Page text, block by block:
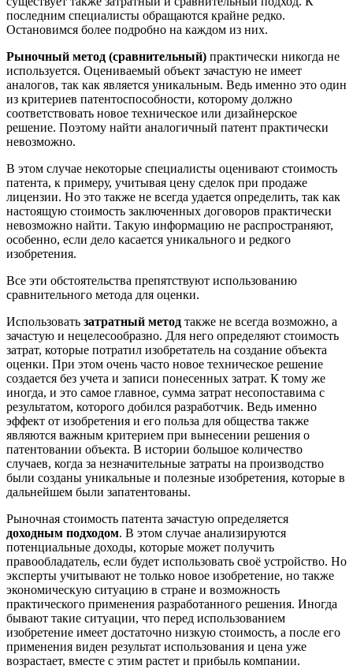
последним специалисты обращаются крайне редко.
Остановимся более подробно на каждом из них.
Рыночный метод (сравнительный) практически никогда не
используется. Оцениваемый объект зачастую не имеет
аналогов, так как является уникальным. Ведь именно это один
из критериев патентоспособности, которому должно
соответствовать новое техническое или дизайнерское
решение. Поэтому найти аналогичный патент практически
невозможно.
В этом случае некоторые специалисты оценивают стоимость
патента, к примеру, учитывая цену сделок при продаже
лицензии. Но это также не всегда удается определить, так как
настоящую стоимость заключенных договоров практически
невозможно найти. Такую информацию не распространяют,
особенно, если дело касается уникального и редкого
изобретения.
Все эти обстоятельства препятствуют использованию
сравнительного метода для оценки.
Использовать затратный метод также не всегда возможно, а
зачастую и нецелесообразно. Для него определяют стоимость
затрат, которые потратил изобретатель на создание объекта
оценки. При этом очень часто новое техническое решение
создается без учета и записи понесенных затрат. К тому же
иногда, и это самое главное, сумма затрат несопоставима с
результатом, которого добился разработчик. Ведь именно
эффект от изобретения и его польза для общества также
являются важным критерием при вынесении решения о
патентовании объекта. В истории большое количество
случаев, когда за незначительные затраты на производство
были созданы уникальные и полезные изобретения, которые в
дальнейшем были запатентованы.
Рыночная стоимость патента зачастую определяется
доходным подходом. В этом случае анализируются
потенциальные доходы, которые может получить
правообладатель, если будет использовать своё устройство. Но
эксперты учитывают не только новое изобретение, но также
экономическую ситуацию в стране и возможность
практического применения разработанного решения. Иногда
бывают такие ситуации, что перед использованием
изобретение имеет достаточно низкую стоимость, а после его
применения виден результат использования и цена уже
возрастает, вместе с этим растет и прибыль компании.